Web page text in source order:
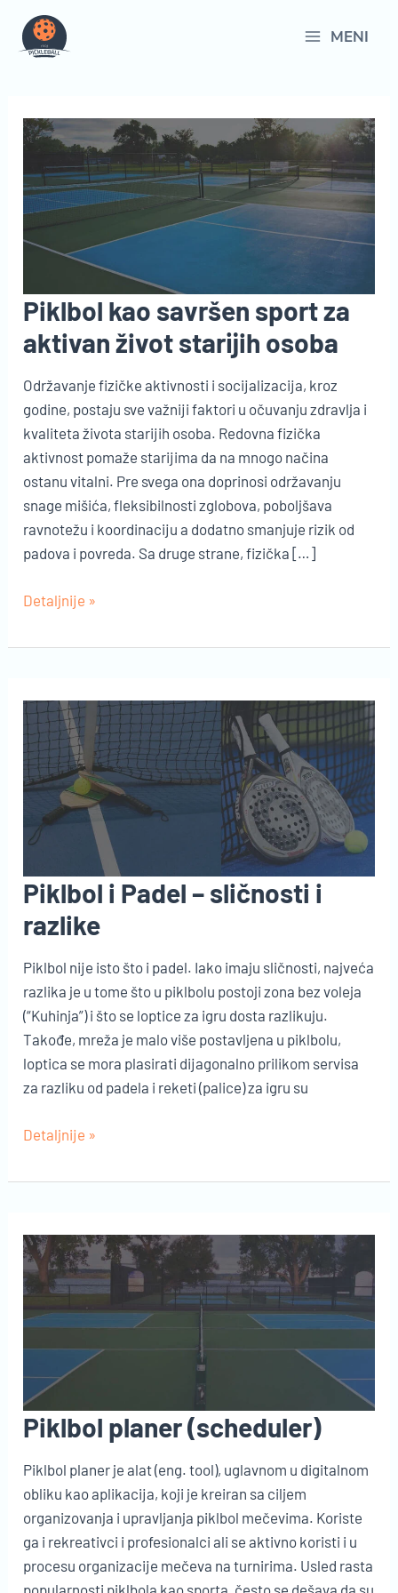
Пређи
садржај
MENI
Piklbol kao savršen sport za
aktivan život starijih osoba
Održavanje fizičke aktivnosti i socijalizacija, kroz
godine, postaju sve važniji faktori u očuvanju zdravlja i
kvaliteta života starijih osoba. Redovna fizička
aktivnost pomaže starijima da na mnogo načina
ostanu vitalni. Pre svega ona doprinosi održavanju
snage mišića, fleksibilnosti zglobova, poboljšava
ravnotežu i koordinaciju a dodatno smanjuje rizik od
padova i povreda. Sa druge strane, fizička […]
Piklbol
savršen
aktivan
život
starijih
osoba
Detaljnije »
Piklbol i Padel – sličnosti i
razlike
Piklbol nije isto što i padel. Iako imaju sličnosti, najveća
razlika je u tome što u piklbolu postoji zona bez voleja
(“Kuhinja”) i što se loptice za igru dosta razlikuju.
Takođe, mreža je malo više postavljena u piklbolu,
loptica se mora plasirati dijagonalno prilikom servisa
za razliku od padela i reketi (palice) za igru su
Piklbol
Padel
i
razlike
Detaljnije »
Piklbol planer (scheduler)
Piklbol planer je alat (eng. tool), uglavnom u digitalnom
obliku kao aplikacija, koji je kreiran sa ciljem
organizovanja i upravljanja piklbol mečevima. Koriste
ga i rekreativci i profesionalci ali se aktivno koristi i u
procesu organizacije mečeva na turnirima. Usled rasta
popularnosti piklbola kao sporta, često se dešava da su